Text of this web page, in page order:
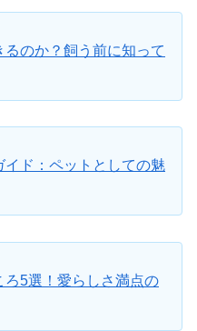
のか？飼う前に知って
ド：ペットとしての魅
5選！愛らしさ満点の